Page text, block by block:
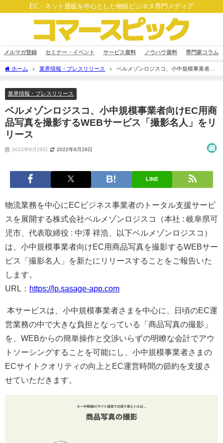
EC・ネット通販を中心とした物販ビジネス専門メディア
メルマガ登録 セミナー・イベント サービス資料 ノウハウ資料 専門家コラム
ホーム 業界情報・プレスリリース
ベルメゾンロジスコ、小中規模事業者向
業界情報・プレスリリース
ベルメゾンロジスコ、小中規模事業者向けEC用商
品写真を撮影するWEBサービス「撮影名人」をリ
リース
2022年8月29日 2022年8月29日
LINE
物流業務を中心にECビジネス事業者のトータル支援サービ
スを展開する株式会社ベルメゾンロジスコ（本社 : 岐阜県可
児市、代表取締役 : 中澤 祥浩、以下ベルメゾンロジスコ）
は、小中規模事業者向けEC用商品写真を撮影するWEBサー
ビス「撮影名人」を新たにリリースすることをご報告いた
します。
URL： https://lp.sasage-app.com
本サービスは、小中規模事業者さまを中心に、日頃のEC運
営業務の中で大きな負担となっている「商品写真の撮影」
を、WEBからの簡単操作と交渉いらずの明瞭な会計でアウ
トソーシングすることを可能にし、小中規模事業者さまの
ECサイトクオリティの向上とEC運営時間の節約を支援さ
せていただきます。